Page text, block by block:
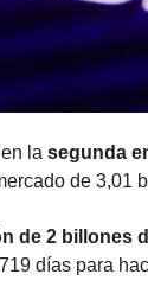
la segunda
de 3,01
de 2 billones
días para